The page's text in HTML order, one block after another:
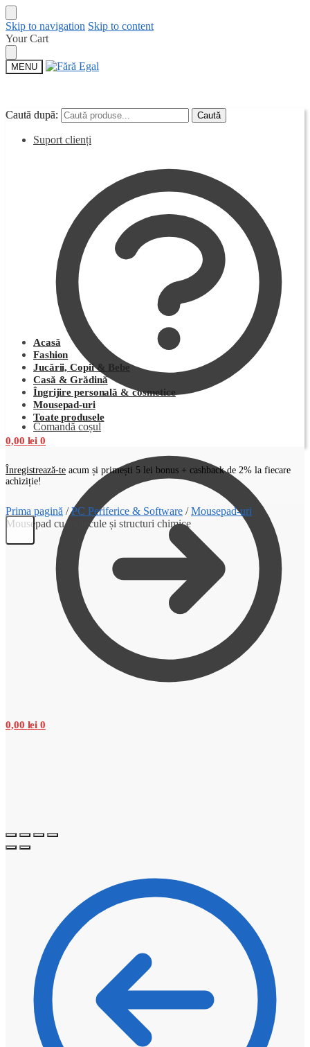
Skip to navigation Skip to content
Your Cart
MENU
Caută după: Caută
Suport clienți
Comandă coșul
0,00 lei 0
Caută după: Caută
Acasă
Fashion
Jucării, Copii & Bebe
Casă & Grădină
Îngrijire personală & cosmetice
Mousepad-uri
Toate produsele
0,00 lei 0
Înregistrează-te acum și primești 5 lei bonus + cashback de 2% la fiecare
achiziție!
Prima pagină /PC Periferice & Software /Mousepad-uri
Mousepad cu molecule și structuri chimice